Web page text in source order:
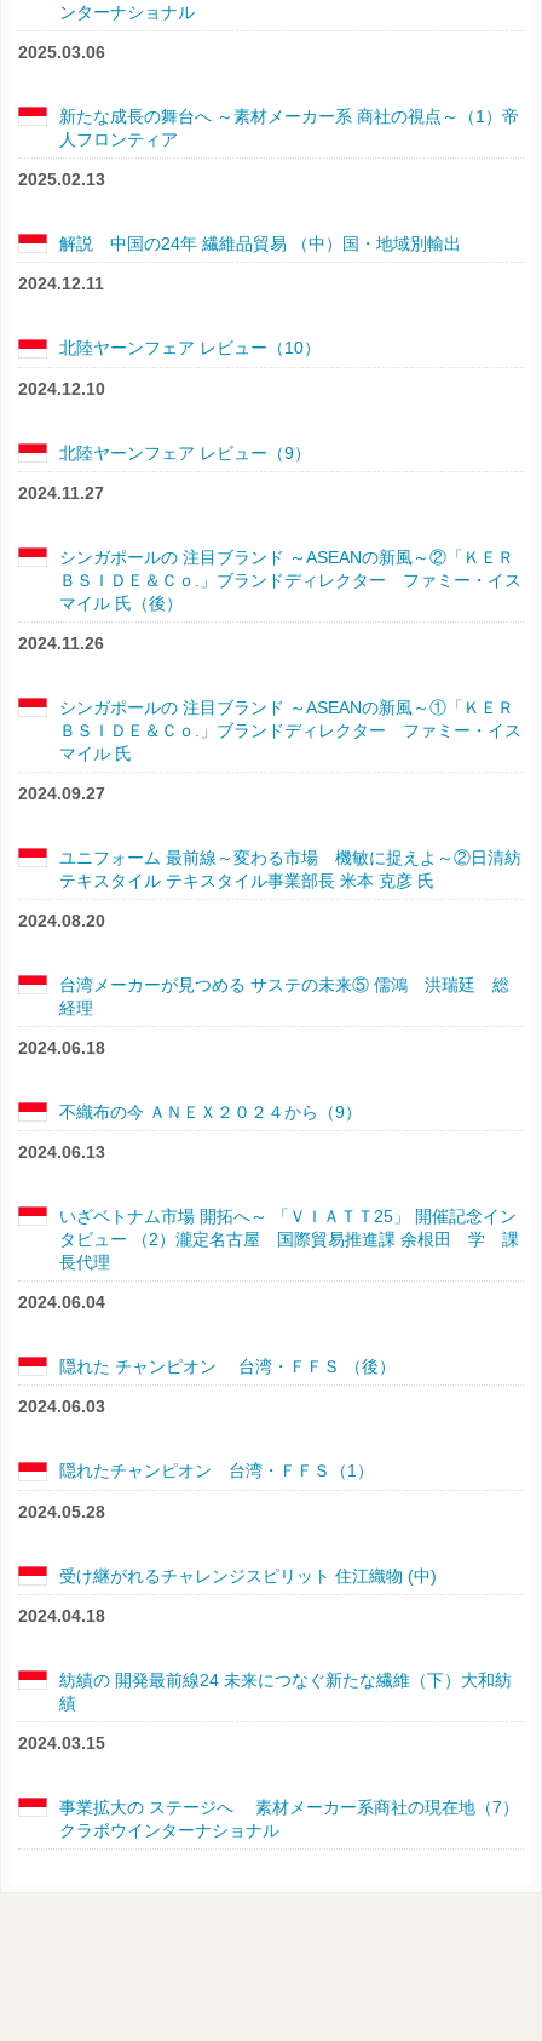
ンターナショナル
2025.03.06
新たな成長の舞台へ ～素材メーカー系 商社の視点～（1）帝
人フロンティア
2025.02.13
解説 中国の24年 繊維品貿易 （中）国・地域別輸出
2024.12.11
北陸ヤーンフェア レビュー（10）
2024.12.10
北陸ヤーンフェア レビュー（9）
2024.11.27
シンガポールの 注目ブランド ～ASEANの新風～②「ＫＥＲ
ＢＳＩＤＥ＆Ｃｏ.」ブランドディレクター ファミー・イス
マイル 氏（後）
2024.11.26
シンガポールの 注目ブランド ～ASEANの新風～①「ＫＥＲ
ＢＳＩＤＥ＆Ｃｏ.」ブランドディレクター ファミー・イス
マイル 氏
2024.09.27
ユニフォーム 最前線～変わる市場 機敏に捉えよ～②日清紡
テキスタイル テキスタイル事業部長 米本 克彦 氏
2024.08.20
台湾メーカーが見つめる サステの未来⑤ 儒鴻 洪瑞廷 総
経理
2024.06.18
不織布の今 ＡＮＥＸ２０２４から（9）
2024.06.13
いざベトナム市場 開拓へ～ 「ＶＩＡＴＴ25」 開催記念イン
タビュー （2）瀧定名古屋 国際貿易推進課 余根田 学 課
長代理
2024.06.04
隠れた チャンピオン 台湾・ＦＦＳ （後）
2024.06.03
隠れたチャンピオン 台湾・ＦＦＳ（1）
2024.05.28
受け継がれるチャレンジスピリット 住江織物 (中)
2024.04.18
紡績の 開発最前線24 未来につなぐ新たな繊維（下）大和紡
績
2024.03.15
事業拡大の ステージへ 素材メーカー系商社の現在地（7）
クラボウインターナショナル